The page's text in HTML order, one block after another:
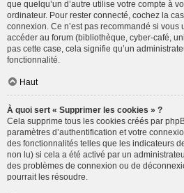
que quelqu’un d’autre utilise votre compte à
ordinateur. Pour rester connecté, cochez la
connexion. Ce n’est pas recommandé si
accéder au forum (bibliothèque, cyber-café,
pas cette case, cela signifie qu’un
fonctionnalité.
Haut
À quoi sert « Supprimer les cookies » ?
Cela supprime tous les cookies créés par
paramètres d’authentification et votre
des fonctionnalités telles que les indicateurs
non lu) si cela a été activé par un
des problèmes de connexion ou de
pourrait les résoudre.